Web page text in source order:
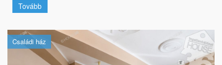
Tovább
Családi ház